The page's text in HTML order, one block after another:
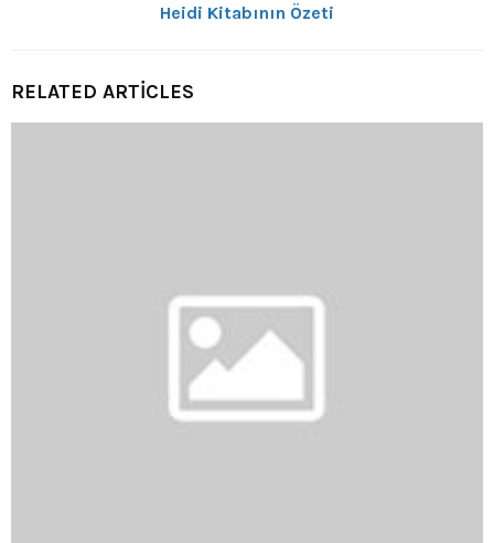
Heidi Kitabının Özeti
RELATED ARTICLES